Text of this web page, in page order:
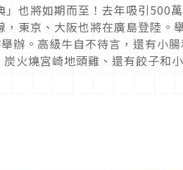
」也將如期而至！去年吸引500
，東京、大阪也將在廣島登陸
辦。高級牛自不待言，還有小
火燒宮崎地頭雞、還有餃子和